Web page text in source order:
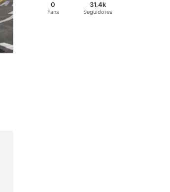
0
Fans
31.4k
Seguidores